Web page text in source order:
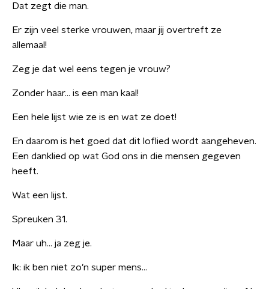
Dat zegt die man.
Er zijn veel sterke vrouwen, maar jij overtreft ze
allemaal!
Zeg je dat wel eens tegen je vrouw?
Zonder haar… is een man kaal!
Een hele lijst wie ze is en wat ze doet!
En daarom is het goed dat dit loflied wordt aangeheven.
Een danklied op wat God ons in die mensen gegeven
heeft.
Wat een lijst.
Spreuken 31.
Maar uh… ja zeg je.
Ik: ik ben niet zo’n super mens…